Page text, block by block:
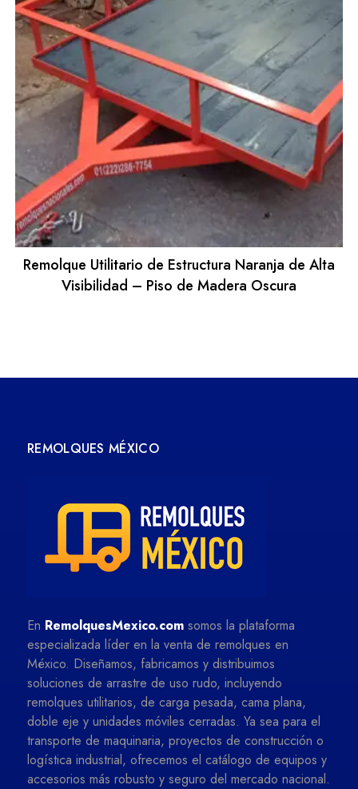
Remolque Utilitario de Estructura Naranja de Alta
Visibilidad – Piso de Madera Oscura
REMOLQUES MÉXICO
En RemolquesMexico.com somos la plataforma
especializada líder en la venta de remolques en
México. Diseñamos, fabricamos y distribuimos
soluciones de arrastre de uso rudo, incluyendo
remolques utilitarios, de carga pesada, cama plana,
doble eje y unidades móviles cerradas. Ya sea para el
transporte de maquinaria, proyectos de construcción o
logística industrial, ofrecemos el catálogo de equipos y
accesorios más robusto y seguro del mercado nacional.